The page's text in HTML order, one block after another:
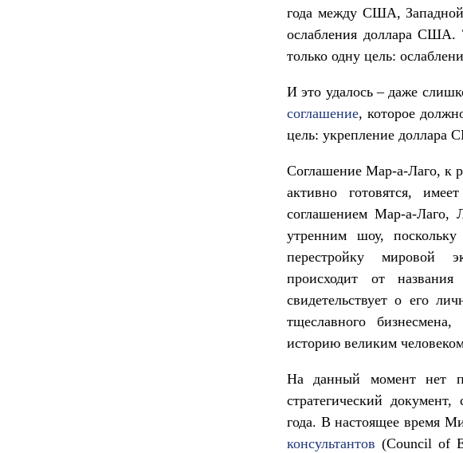
года между США,
ослабления доллара США.
только одну цель:
И это удалось – даже
соглашение, которое
цель: укрепление доллара
Соглашение Мар-а-Лаго, к
активно готовятся,
соглашением Мар-а-Лаго,
утренним шоу,
перестройку мировой
происходит от
свидетельствует о его
тщеславного
историю великим
На данный момент нет
стратегический документ,
года. В настоящее время
консультантов (Council of